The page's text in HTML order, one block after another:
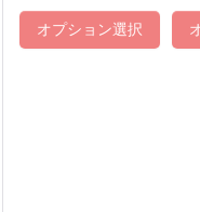
オプション選択